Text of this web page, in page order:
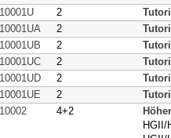
2
2
2
2
2
2
4+2
HGII/